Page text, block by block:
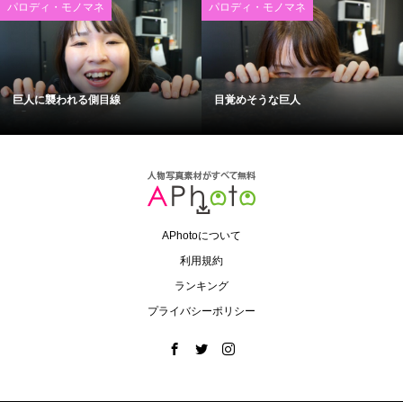
パロディ・モノマネ
巨人に襲われる側目線
パロディ・モノマネ
目覚めそうな巨人
APhotoについて
利用規約
ランキング
プライバシーポリシー